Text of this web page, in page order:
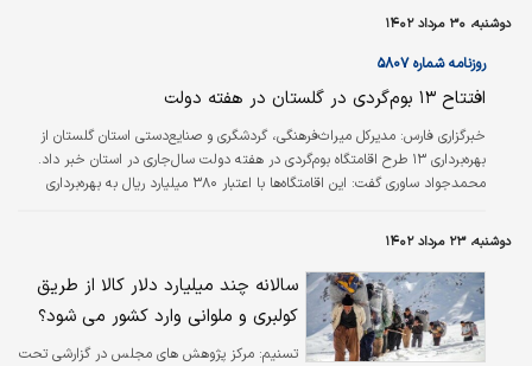
بر ۲‌هزار و ۲۷۶ میلیارد تومان اختصاص یافته است. وی اظهار کرد: این میزان طرح
شیلاتی که در صف افتتاح و کلنگ‌‌‌زنی قرار دارد، بیشترین تعداد و بیشترین میزان
اعتبارات را در تاریخ شیلات هرمزگان به خود اختصاص داده‌‌‌اند.
دوشنبه، ۳۰ مرداد ۱۴۰۲
روزنامه شماره ۵۸۰۷
افتتاح ۱۳ بوم‌‌‌‌گردی در گلستان در هفته دولت
خبرگزاری فارس: مدیرکل میراث‌‌‌فرهنگی، گردشگری و صنایع‌‌‌دستی استان گلستان از
بهره‌‌‌برداری ۱۳ طرح اقامتگاه بوم‌‌‌‌گردی در هفته دولت سال‌جاری در استان خبر داد.
محمدجواد ساوری گفت: این اقامتگاه‌ها با اعتبار ۳۸۰ میلیارد ریال به بهره‌‌‌برداری
فراهم می‌کند. وی با تاکید بر توسعه اقامتگاه‌‌‌های بوم‌‌‌گردی در استان گفت: بهره‌‌‌گیری
از معماری بومی، رعایت اصول زیست‌‌‌محیطی و پسماند و پذیرایی از گردشگران با
غذاهای محلی از جمله مواردی است که…
دوشنبه، ۲۳ مرداد ۱۴۰۲
سالانه چند میلیارد دلار کالا از طریق
کولبری و ملوانی وارد کشور می شود؟
تسنیم: مرکز پژوهش های مجلس در گزارشی تحت